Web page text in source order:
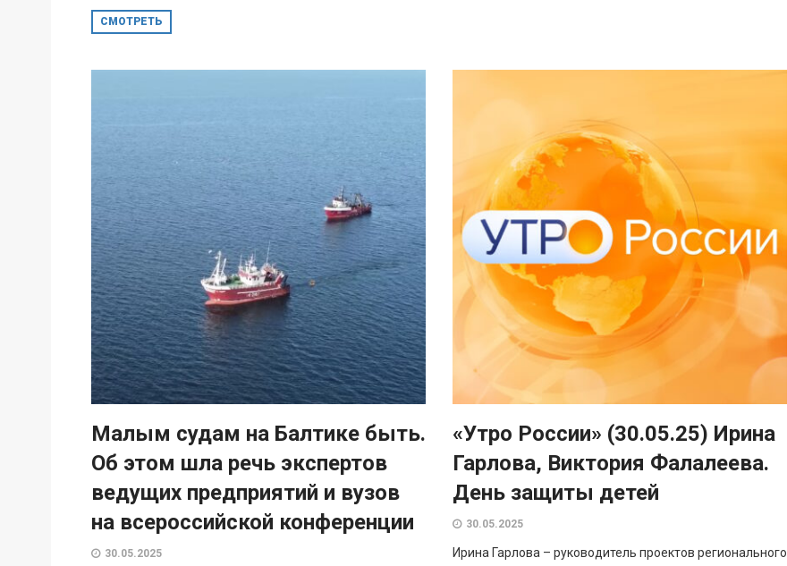
СМОТРЕТЬ
Малым судам на Балтике быть.
Об этом шла речь экспертов
ведущих предприятий и вузов
на всероссийской конференции
30.05.2025
«Утро России» (30.05.25) Ирина
Гарлова, Виктория Фалалеева.
День защиты детей
30.05.2025
Ирина Гарлова – руководитель проектов регионального